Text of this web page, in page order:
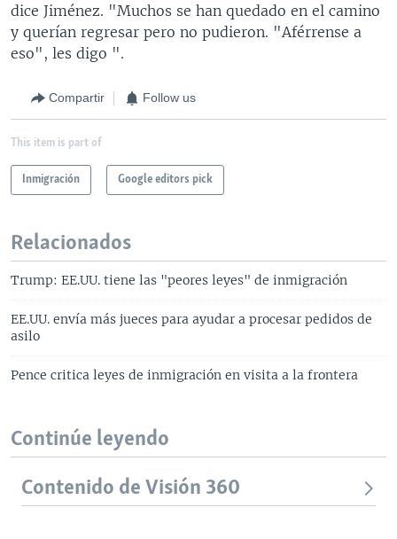
dice Jiménez. "Muchos se han quedado en el camino
y querían regresar pero no pudieron. "Aférrense a
eso", les digo ".
Compartir Follow us
This item is part of
Inmigración Google editors pick
Relacionados
Trump: EE.UU. tiene las "peores leyes" de inmigración
EE.UU. envía más jueces para ayudar a procesar pedidos de
asilo
Pence critica leyes de inmigración en visita a la frontera
Continúe leyendo
Contenido de Visión 360